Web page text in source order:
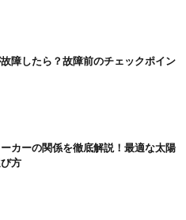
障したら？故障前のチェックポイン
カーの関係を徹底解説！最適な太陽
方